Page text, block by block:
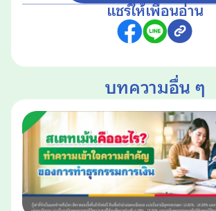
แชร์ให้เพื่อนอ่าน
บทความอื่น ๆ